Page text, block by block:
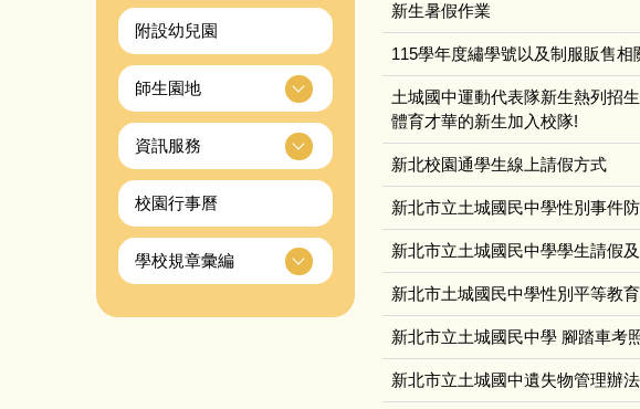
附設幼兒園
師生園地
資訊服務
校園行事曆
學校規章彙編
新生暑假作業
115學年度繡學號以及制服販售相
土城國中運動代表隊新生熱列招
體育才華的新生加入校隊!
新北校園通學生線上請假方式
新北市立土城國民中學性別事件
新北市立土城國民中學學生請假
新北市土城國民中學性別平等教
新北市立土城國民中學 腳踏車考
新北市立土城國中遺失物管理辦法